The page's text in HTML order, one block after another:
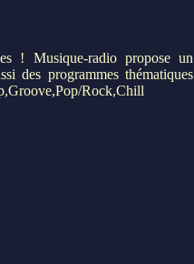
! Musique-radio propose un
des programmes thématiques
Rock,Chill